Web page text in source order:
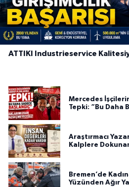
ATTIKI Industrieservice
Mercedes
Tepki: “Bu Daha
Araştırmacı
Kalplere
Bremen’de
Yüzünden Ağır